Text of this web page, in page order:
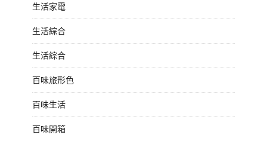
生活家電
生活綜合
生活綜合
百味旅形色
百味生活
百味開箱